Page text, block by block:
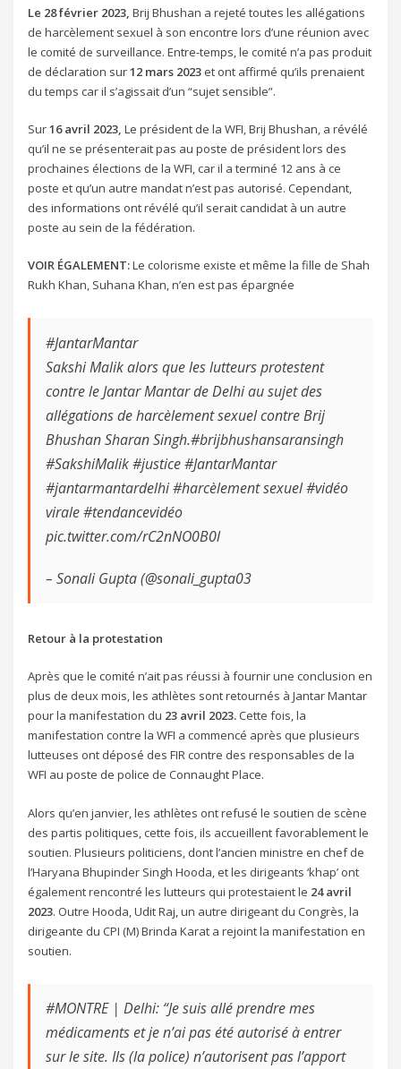
Le 28 février 2023, Brij Bhushan a rejeté toutes les allégations
de harcèlement sexuel à son encontre lors d’une réunion avec
le comité de surveillance. Entre-temps, le comité n’a pas produit
de déclaration sur12 mars 2023 et ont affirmé qu’ils prenaient
du temps car il s’agissait d’un “sujet sensible”.
Sur16 avril 2023,Le président de la WFI, Brij Bhushan, a révélé
qu’il ne se présenterait pas au poste de président lors des
prochaines élections de la WFI, car il a terminé 12 ans à ce
poste et qu’un autre mandat n’est pas autorisé. Cependant,
des informations ont révélé qu’il serait candidat à un autre
poste au sein de la fédération.
VOIR ÉGALEMENT:Le colorisme existe et même la fille de Shah
Rukh Khan, Suhana Khan, n’en est pas épargnée
#JantarMantar
Sakshi Malik alors que les lutteurs protestent
contre le Jantar Mantar de Delhi au sujet des
allégations de harcèlement sexuel contre Brij
Bhushan Sharan Singh.#brijbhushansaransingh
#SakshiMalik #justice #JantarMantar
#jantarmantardelhi #harcèlement sexuel #vidéo
virale #tendancevidéo
pic.twitter.com/rC2nNO0B0l
– Sonali Gupta (@sonali_gupta03
Retour à la protestation
Après que le comité n’ait pas réussi à fournir une conclusion en
plus de deux mois, les athlètes sont retournés à Jantar Mantar
pour la manifestation du 23 avril 2023. Cette fois, la
manifestation contre la WFI a commencé après que plusieurs
lutteuses ont déposé des FIR contre des responsables de la
WFI au poste de police de Connaught Place.
Alors qu’en janvier, les athlètes ont refusé le soutien de scène
des partis politiques, cette fois, ils accueillent favorablement le
soutien. Plusieurs politiciens, dont l’ancien ministre en chef de
l’Haryana Bhupinder Singh Hooda, et les dirigeants ‘khap’ ont
également rencontré les lutteurs qui protestaient le 24 avril
2023. Outre Hooda, Udit Raj, un autre dirigeant du Congrès, la
dirigeante du CPI (M) Brinda Karat a rejoint la manifestation en
soutien.
#MONTRE | Delhi: “Je suis allé prendre mes
médicaments et je n’ai pas été autorisé à entrer
sur le site. Ils (la police) n’autorisent pas l’apport